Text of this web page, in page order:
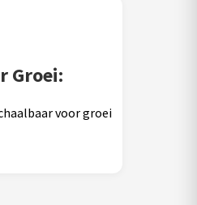
Groei:
voor groei